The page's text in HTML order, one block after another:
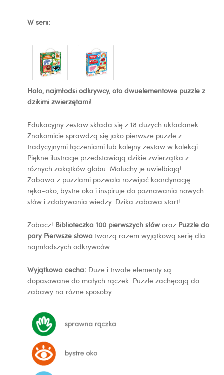
Dzikie
W serii:
Halo, najmłodsi odkrywcy, oto dwuelementowe puzzle z
dzikimi zwierzętami!
Edukacyjny zestaw składa się z 18 dużych układanek.
Znakomicie sprawdzą się jako pierwsze puzzle z
tradycyjnymi łączeniami lub kolejny zestaw w kolekcji.
Piękne ilustracje przedstawiają dzikie zwierzątka z
różnych zakątków globu. Maluchy je uwielbiają!
Zabawa z puzzlami pozwala rozwijać koordynację
ręka-oko, bystre oko i inspiruje do poznawania nowych
słów i zdobywania wiedzy. Dzika zabawa start!
Zobacz! Biblioteczka 100 pierwszych słóworaz Puzzle do
pary Pierwsze słowa tworzą razem wyjątkową serię dla
najmłodszych odkrywców.
Wyjątkowa cecha: Duże i trwałe elementy są
dopasowane do małych rączek. Puzzle zachęcają do
zabawy na różne sposoby.